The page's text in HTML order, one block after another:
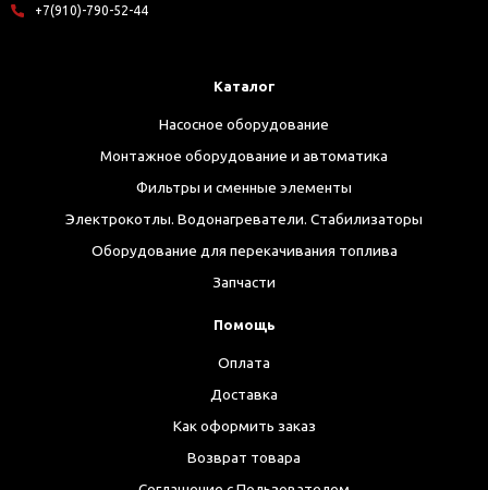
+7(910)-790-52-44
Каталог
Насосное оборудование
Монтажное оборудование и автоматика
Фильтры и сменные элементы
Электрокотлы. Водонагреватели. Стабилизаторы
Оборудование для перекачивания топлива
Запчасти
Помощь
Оплата
Доставка
Как оформить заказ
Возврат товара